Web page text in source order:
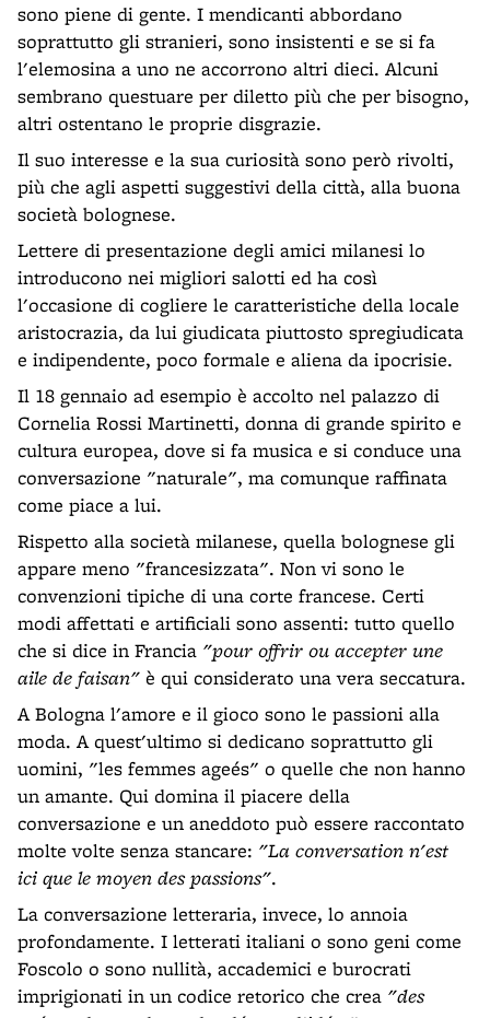
sono piene di gente. I mendicanti abbordano
soprattutto gli stranieri, sono insistenti e se si fa
l'elemosina a uno ne accorrono altri dieci. Alcuni
sembrano questuare per diletto più che per bisogno,
altri ostentano le proprie disgrazie.
Il suo interesse e la sua curiosità sono però rivolti,
più che agli aspetti suggestivi della città, alla buona
società bolognese.
Lettere di presentazione degli amici milanesi lo
introducono nei migliori salotti ed ha così
l'occasione di cogliere le caratteristiche della locale
aristocrazia, da lui giudicata piuttosto spregiudicata
e indipendente, poco formale e aliena da ipocrisie.
Il 18 gennaio ad esempio è accolto nel palazzo di
Cornelia Rossi Martinetti, donna di grande spirito e
cultura europea, dove si fa musica e si conduce una
conversazione "naturale", ma comunque raffinata
come piace a lui.
Rispetto alla società milanese, quella bolognese gli
appare meno "francesizzata". Non vi sono le
convenzioni tipiche di una corte francese. Certi
modi affettati e artificiali sono assenti: tutto quello
che si dice in Francia "pour offrir ou accepter une
aile de faisan" è qui considerato una vera seccatura.
A Bologna l'amore e il gioco sono le passioni alla
moda. A quest'ultimo si dedicano soprattutto gli
uomini, "les femmes ageés" o quelle che non hanno
un amante. Qui domina il piacere della
conversazione e un aneddoto può essere raccontato
molte volte senza stancare: "La conversation n'est
ici que le moyen des passions".
La conversazione letteraria, invece, lo annoia
profondamente. I letterati italiani o sono geni come
Foscolo o sono nullità, accademici e burocrati
imprigionati in un codice retorico che crea "des